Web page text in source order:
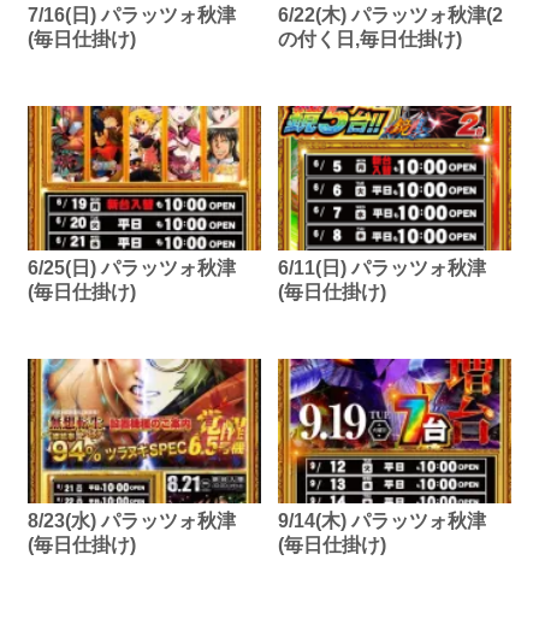
7/16(日) パラッツォ秋津
(毎日仕掛け)
6/22(木) パラッツォ秋津(2
の付く日,毎日仕掛け)
6/25(日) パラッツォ秋津
(毎日仕掛け)
6/11(日) パラッツォ秋津
(毎日仕掛け)
8/23(水) パラッツォ秋津
(毎日仕掛け)
9/14(木) パラッツォ秋津
(毎日仕掛け)